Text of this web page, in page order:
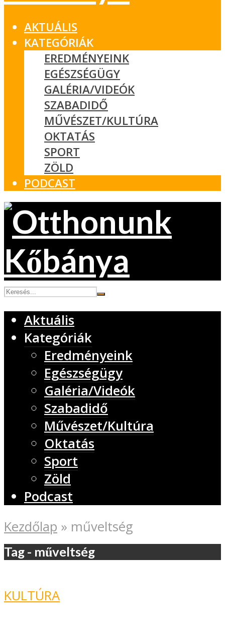
AKTUÁLIS
KATEGÓRIÁK
EREDMÉNYEINK
EGÉSZSÉGÜGY
GALÉRIA/VIDEÓK
SZABADIDŐ
MŰVÉSZET/KULTÚRA
OKTATÁS
SPORT
ZÖLD
PODCAST
Aktuális
Kategóriák
Eredményeink
Egészségügy
Galéria/Videók
Szabadidő
Művészet/Kultúra
Oktatás
Sport
Zöld
Podcast
Kezdőlap » műveltség
Tag - műveltség
KULTÚRA